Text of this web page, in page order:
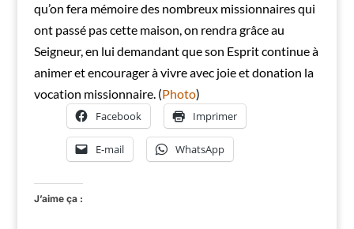
qu’on fera mémoire des nombreux missionnaires qui
ont passé pas cette maison, on rendra grâce au
Seigneur, en lui demandant que son Esprit continue à
animer et encourager à vivre avec joie et donation la
vocation missionnaire. (Photo)
Facebook Imprimer
E-mail WhatsApp
J’aime ça :